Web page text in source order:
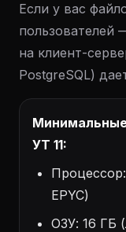
Если у вас
пользователей
на клиент-
PostgreSQL)
Минимальные
УТ 11:
EPYC)
ОЗУ: 16 ГБ